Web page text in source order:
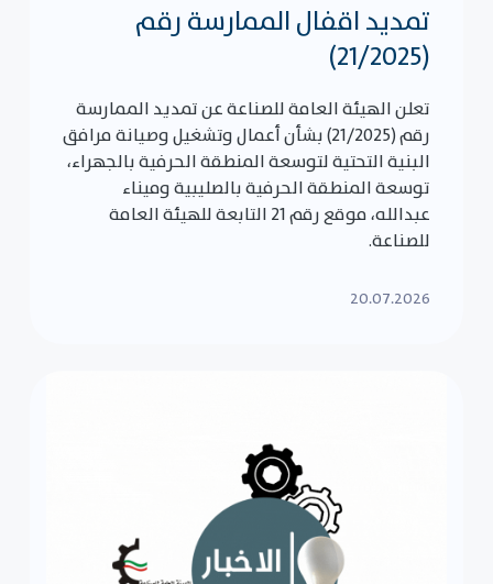
تمديد اقفال الممارسة رقم
(21/2025)
تعلن الهيئة العامة للصناعة عن تمديد الممارسة
رقم (21/2025) بشأن أعمال وتشغيل وصيانة مرافق
البنية التحتية لتوسعة المنطقة الحرفية بالجهراء،
توسعة المنطقة الحرفية بالصليبية وميناء
عبدالله، موقع رقم 21 التابعة للهيئة العامة
للصناعة.
20.07.2026